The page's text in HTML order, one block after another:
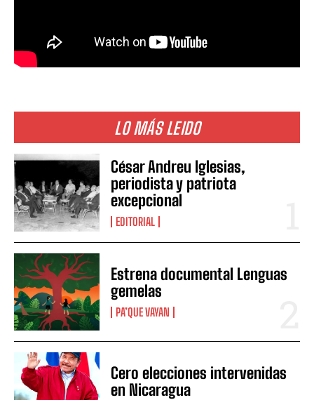
LO MÁS LEIDO
César Andreu Iglesias,
periodista y patriota
excepcional
EDITORIAL
Estrena documental Lenguas
gemelas
PA’QUE VAYAN
Cero elecciones intervenidas
en Nicaragua